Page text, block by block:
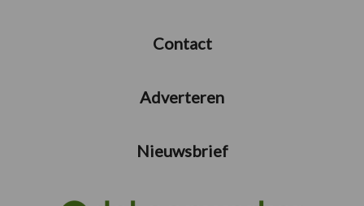
Contact
Adverteren
Nieuwsbrief